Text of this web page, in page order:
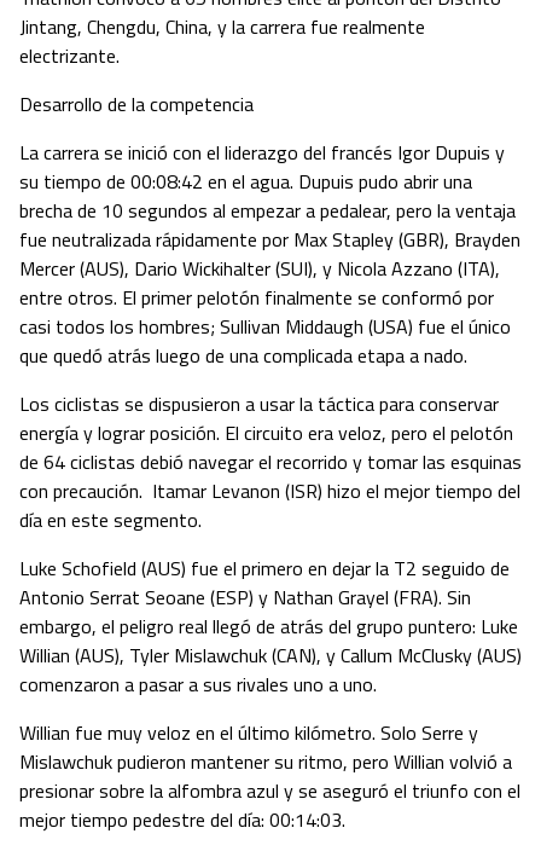
Jintang, Chengdu, China, y la carrera fue realmente
electrizante.
Desarrollo de la competencia
La carrera se inició con el liderazgo del francés Igor Dupuis y
su tiempo de 00:08:42 en el agua. Dupuis pudo abrir una
brecha de 10 segundos al empezar a pedalear, pero la ventaja
fue neutralizada rápidamente por Max Stapley (GBR), Brayden
Mercer (AUS), Dario Wickihalter (SUI), y Nicola Azzano (ITA),
entre otros. El primer pelotón finalmente se conformó por
casi todos los hombres; Sullivan Middaugh (USA) fue el único
que quedó atrás luego de una complicada etapa a nado.
Los ciclistas se dispusieron a usar la táctica para conservar
energía y lograr posición. El circuito era veloz, pero el pelotón
de 64 ciclistas debió navegar el recorrido y tomar las esquinas
con precaución. Itamar Levanon (ISR) hizo el mejor tiempo del
día en este segmento.
Luke Schofield (AUS) fue el primero en dejar la T2 seguido de
Antonio Serrat Seoane (ESP) y Nathan Grayel (FRA). Sin
embargo, el peligro real llegó de atrás del grupo puntero: Luke
Willian (AUS), Tyler Mislawchuk (CAN), y Callum McClusky (AUS)
comenzaron a pasar a sus rivales uno a uno.
Willian fue muy veloz en el último kilómetro. Solo Serre y
Mislawchuk pudieron mantener su ritmo, pero Willian volvió a
presionar sobre la alfombra azul y se aseguró el triunfo con el
mejor tiempo pedestre del día: 00:14:03.